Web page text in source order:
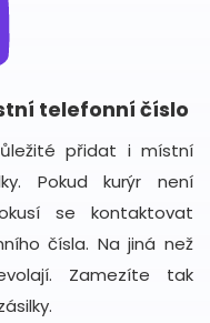
telefonní číslo
přidat i místní
Pokud kurýr není
se kontaktovat
čísla. Na jiná než
Zamezíte tak